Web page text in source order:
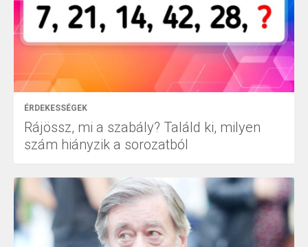
ÉRDEKESSÉGEK
Rájössz, mi a szabály? Találd ki, milyen
szám hiányzik a sorozatból